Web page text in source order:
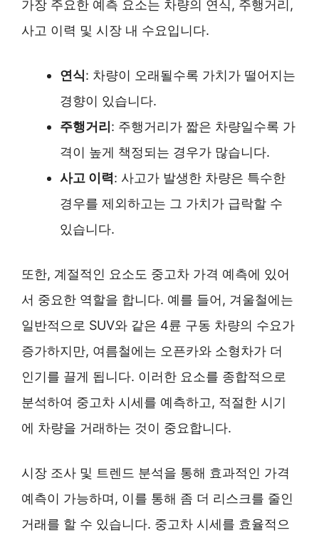
가장 주요한 예측 요소는 차량의 연식, 주행거리,
사고 이력 및 시장 내 수요입니다.
연식: 차량이 오래될수록 가치가 떨어지는
경향이 있습니다.
주행거리 : 주행거리가 짧은 차량일수록 가
격이 높게 책정되는 경우가 많습니다.
사고 이력 : 사고가 발생한 차량은 특수한
경우를 제외하고는 그 가치가 급락할 수
있습니다.
또한, 계절적인 요소도 중고차 가격 예측에 있어
서 중요한 역할을 합니다. 예를 들어, 겨울철에는
일반적으로 SUV와 같은 4륜 구동 차량의 수요가
증가하지만, 여름철에는 오픈카와 소형차가 더
인기를 끌게 됩니다. 이러한 요소를 종합적으로
분석하여 중고차 시세를 예측하고, 적절한 시기
에 차량을 거래하는 것이 중요합니다.
시장 조사 및 트렌드 분석을 통해 효과적인 가격
예측이 가능하며, 이를 통해 좀 더 리스크를 줄인
거래를 할 수 있습니다. 중고차 시세를 효율적으